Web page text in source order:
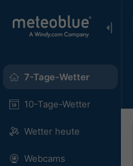
7-Tage-Wetter
10-Tage-Wetter
Wetter heute
Webcams